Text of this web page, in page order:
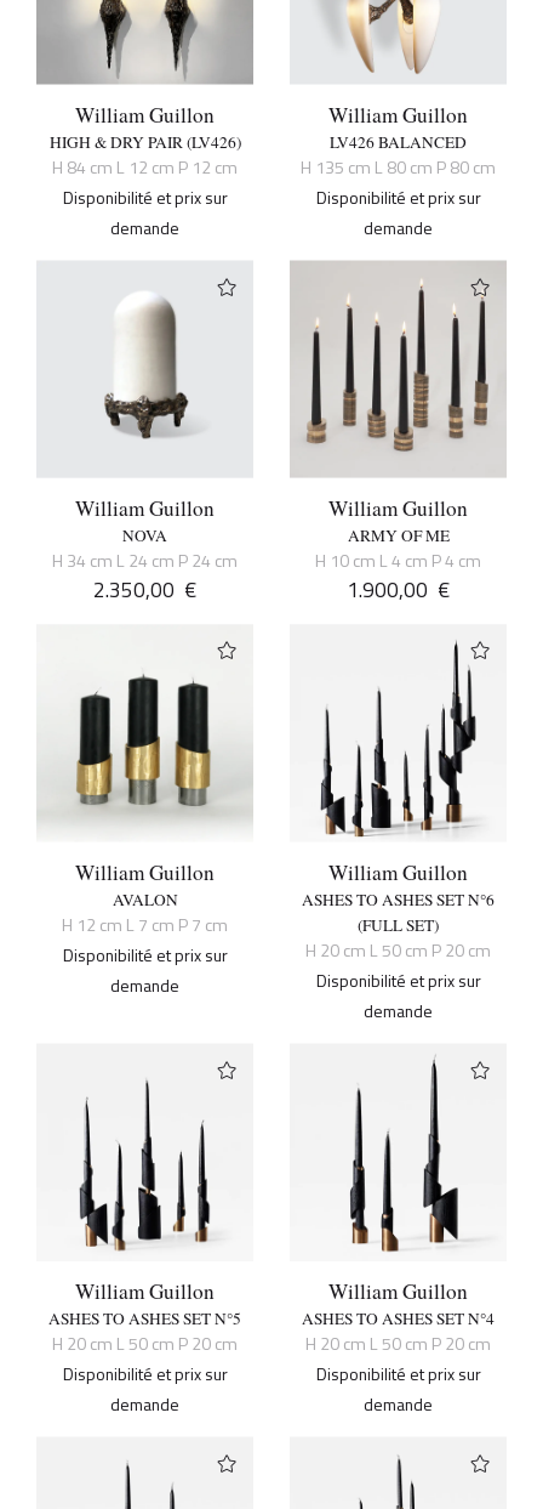
William Guillon
HIGH & DRY PAIR (LV426)
H 84 cm L 12 cm P 12 cm
Disponibilité et prix sur
demande
William Guillon
LV426 BALANCED
H 135 cm L 80 cm P 80 cm
Disponibilité et prix sur
demande
William Guillon
NOVA
H 34 cm L 24 cm P 24 cm
2.350,00 €
William Guillon
ARMY OF ME
H 10 cm L 4 cm P 4 cm
1.900,00 €
William Guillon
AVALON
H 12 cm L 7 cm P 7 cm
Disponibilité et prix sur
demande
William Guillon
ASHES TO ASHES SET N°6
(FULL SET)
H 20 cm L 50 cm P 20 cm
Disponibilité et prix sur
demande
William Guillon
ASHES TO ASHES SET N°5
H 20 cm L 50 cm P 20 cm
Disponibilité et prix sur
demande
William Guillon
ASHES TO ASHES SET N°4
H 20 cm L 50 cm P 20 cm
Disponibilité et prix sur
demande